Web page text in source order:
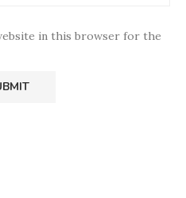
in this browser for the